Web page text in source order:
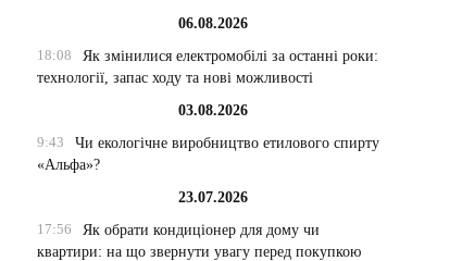
06.08.2026
18:08
Як змінилися електромобілі за останні роки:
технології, запас ходу та нові можливості
03.08.2026
9:43
Чи екологічне виробництво етилового спирту
«Альфа»?
23.07.2026
17:56
Як обрати кондиціонер для дому чи
квартири: на що звернути увагу перед покупкою